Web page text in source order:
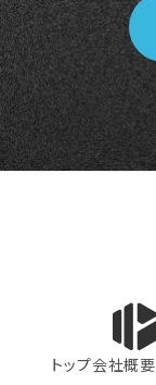
トップ会社概要